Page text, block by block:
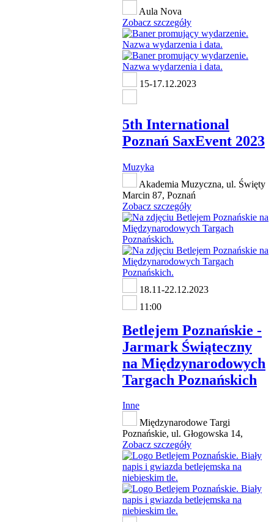
Aula Nova
Zobacz szczegóły
15-17.12.2023
5th International
Poznań SaxEvent 2023
Muzyka
Akademia Muzyczna, ul. Święty
Marcin 87, Poznań
Zobacz szczegóły
18.11-22.12.2023
11:00
Betlejem Poznańskie -
Jarmark Świąteczny
na Międzynarodowych
Targach Poznańskich
Inne
Międzynarodowe Targi
Poznańskie, ul. Głogowska 14,
Zobacz szczegóły